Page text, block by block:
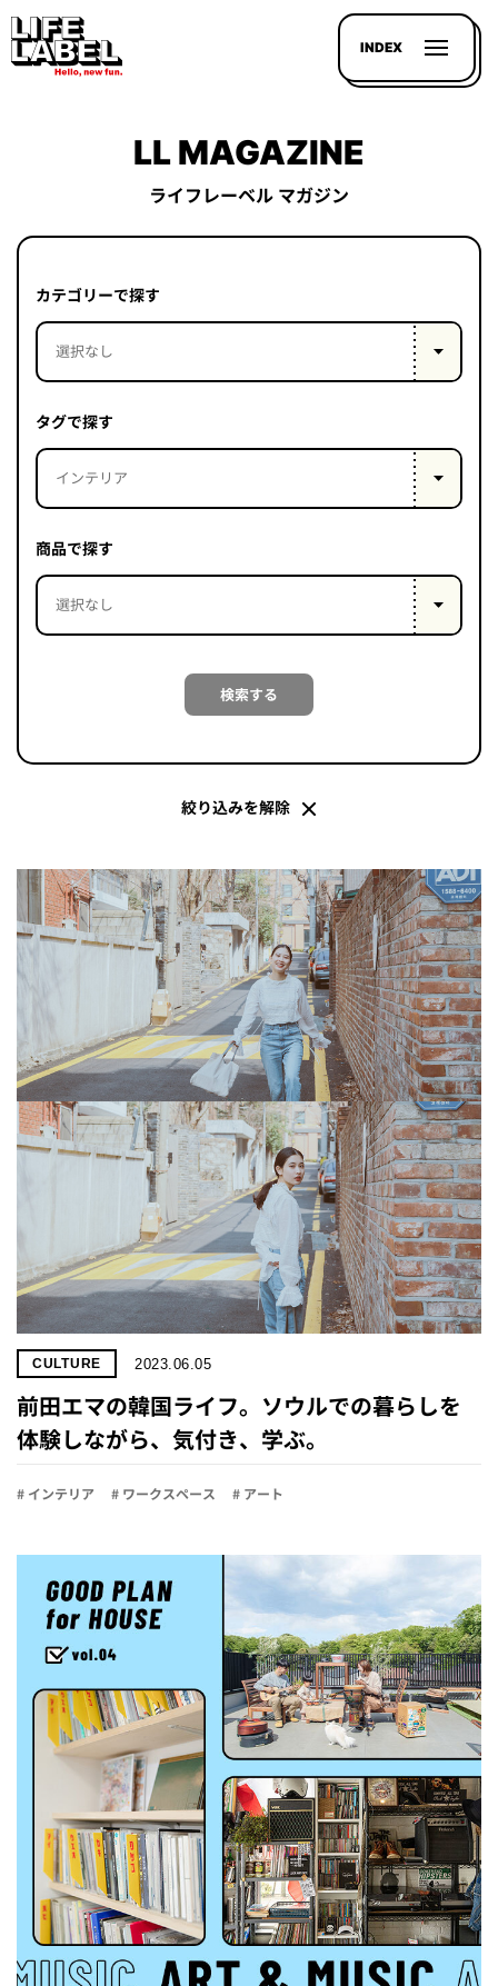
INDEX
UP
PROJECT
LIFE
LABEL
はい
会社概
要
企業の
方へ
お問い
合わせ
プライ
バシー
ポリシ
ー
採用情
報
LL MAGAZINE
ライフレーベル マガジン
カテゴリーで探す
タグで探す
商品で探す
検索する
絞り込みを解除
CULTURE 2023.06.05
前田エマの韓国ライフ。ソウルでの暮らしを
体験しながら、気付き、学ぶ。
# インテリア # ワークスペース # アート